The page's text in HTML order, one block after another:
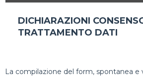
DICHIARAZIONI
TRATTAMENTO DATI
La compilazione del form, spontanea e